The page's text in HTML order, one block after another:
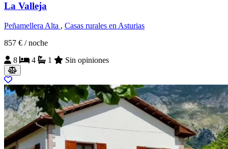
La Valleja
Peñamellera Alta , Casas rurales en Asturias
857 € / noche
8
4 1 Sin opiniones